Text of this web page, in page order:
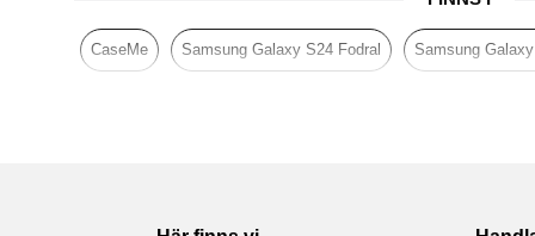
CaseMe Samsung Galaxy S24 Fodral Samsung